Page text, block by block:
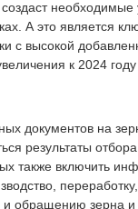
А это является
с высокой
к 2024
документов на
результаты
также включить
обращению зерна и